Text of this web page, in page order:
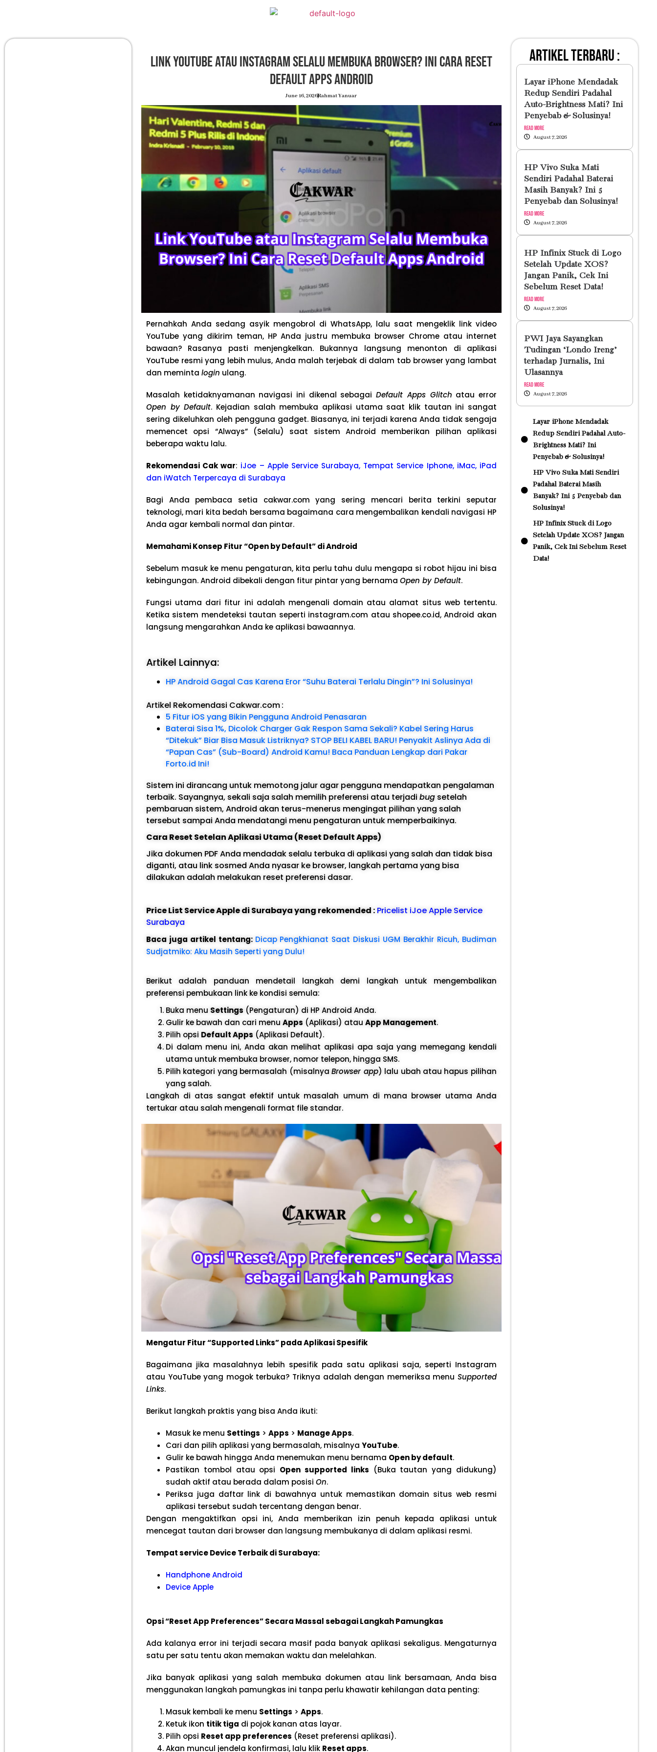
Link YouTube atau Instagram Selalu Membuka Browser? Ini Cara Reset
Default Apps Android
June 16, 2026Rahmat Yanuar
Pernahkah Anda sedang asyik mengobrol di WhatsApp, lalu saat mengeklik link video
YouTube yang dikirim teman, HP Anda justru membuka browser Chrome atau internet
bawaan? Rasanya pasti menjengkelkan. Bukannya langsung menonton di aplikasi
YouTube resmi yang lebih mulus, Anda malah terjebak di dalam tab browser yang lambat
dan meminta login ulang.
Masalah ketidaknyamanan navigasi ini dikenal sebagaiDefault Apps Glitch atau error
Open by Default. Kejadian salah membuka aplikasi utama saat klik tautan ini sangat
sering dikeluhkan oleh pengguna gadget. Biasanya, ini terjadi karena Anda tidak sengaja
memencet opsi “Always” (Selalu) saat sistem Android memberikan pilihan aplikasi
beberapa waktu lalu.
Rekomendasi Cak war: iJoe – Apple Service Surabaya, Tempat Service Iphone, iMac, iPad
dan iWatch Terpercaya di Surabaya
Bagi Anda pembaca setia cakwar.com yang sering mencari berita terkini seputar
teknologi, mari kita bedah bersama bagaimana cara mengembalikan kendali navigasi HP
Anda agar kembali normal dan pintar.
Memahami Konsep Fitur “Open by Default” di Android
Sebelum masuk ke menu pengaturan, kita perlu tahu dulu mengapa si robot hijau ini bisa
kebingungan. Android dibekali dengan fitur pintar yang bernama Open by Default.
Fungsi utama dari fitur ini adalah mengenali domain atau alamat situs web tertentu.
Ketika sistem mendeteksi tautan seperti instagram.com atau shopee.co.id, Android akan
langsung mengarahkan Anda ke aplikasi bawaannya.
Artikel Lainnya:
HP Android Gagal Cas Karena Eror “Suhu Baterai Terlalu Dingin”? Ini Solusinya!
Artikel Rekomendasi Cakwar.com:
5 Fitur iOS yang Bikin Pengguna Android Penasaran
Baterai Sisa 1%, Dicolok Charger Gak Respon Sama Sekali? Kabel Sering Harus
“Ditekuk” Biar Bisa Masuk Listriknya? STOP BELI KABEL BARU! Penyakit Aslinya Ada di
“Papan Cas” (Sub-Board) Android Kamu! Baca Panduan Lengkap dari Pakar
Forto.id Ini!
Sistem ini dirancang untuk memotong jalur agar pengguna mendapatkan pengalaman
terbaik. Sayangnya, sekali saja salah memilih preferensi atau terjadi bugsetelah
pembaruan sistem, Android akan terus-menerus mengingat pilihan yang salah
tersebut sampai Anda mendatangi menu pengaturan untuk memperbaikinya.
Cara Reset Setelan Aplikasi Utama (Reset Default Apps)
Jika dokumen PDF Anda mendadak selalu terbuka di aplikasi yang salah dan tidak bisa
diganti, atau link sosmed Anda nyasar ke browser, langkah pertama yang bisa
dilakukan adalah melakukan reset preferensi dasar.
Price List Service Apple di Surabaya yang rekomended : Pricelist iJoe Apple Service
Surabaya
Baca juga artikel tentang: Dicap Pengkhianat Saat Diskusi UGM Berakhir Ricuh, Budiman
Sudjatmiko: Aku Masih Seperti yang Dulu!
Berikut adalah panduan mendetail langkah demi langkah untuk mengembalikan
preferensi pembukaan link ke kondisi semula:
Buka menu Settings (Pengaturan) di HP Android Anda.
Gulir ke bawah dan cari menu Apps (Aplikasi) atau App Management.
Pilih opsi Default Apps (Aplikasi Default).
Di dalam menu ini, Anda akan melihat aplikasi apa saja yang memegang kendali
utama untuk membuka browser, nomor telepon, hingga SMS.
Pilih kategori yang bermasalah (misalnyaBrowser app) lalu ubah atau hapus pilihan
yang salah.
Langkah di atas sangat efektif untuk masalah umum di mana browser utama Anda
tertukar atau salah mengenali format file standar.
Mengatur Fitur “Supported Links” pada Aplikasi Spesifik
Bagaimana jika masalahnya lebih spesifik pada satu aplikasi saja, seperti Instagram
atau YouTube yang mogok terbuka? Triknya adalah dengan memeriksa menu Supported
Links.
Berikut langkah praktis yang bisa Anda ikuti:
Masuk ke menu Settings > Apps > Manage Apps.
Cari dan pilih aplikasi yang bermasalah, misalnya YouTube.
Gulir ke bawah hingga Anda menemukan menu bernama Open by default.
Pastikan tombol atau opsi Open supported links (Buka tautan yang didukung)
sudah aktif atau berada dalam posisi On.
Periksa juga daftar link di bawahnya untuk memastikan domain situs web resmi
aplikasi tersebut sudah tercentang dengan benar.
Dengan mengaktifkan opsi ini, Anda memberikan izin penuh kepada aplikasi untuk
mencegat tautan dari browser dan langsung membukanya di dalam aplikasi resmi.
Tempat service Device Terbaik di Surabaya:
Handphone Android
Device Apple
Opsi “Reset App Preferences” Secara Massal sebagai Langkah Pamungkas
Ada kalanya error ini terjadi secara masif pada banyak aplikasi sekaligus. Mengaturnya
satu per satu tentu akan memakan waktu dan melelahkan.
Jika banyak aplikasi yang salah membuka dokumen atau link bersamaan, Anda bisa
menggunakan langkah pamungkas ini tanpa perlu khawatir kehilangan data penting:
Masuk kembali ke menu Settings > Apps.
Ketuk ikon titik tiga di pojok kanan atas layar.
Pilih opsi Reset app preferences (Reset preferensi aplikasi).
Akan muncul jendela konfirmasi, lalu klik Reset apps.
artikel terbaru :
Layar iPhone Mendadak
Redup Sendiri Padahal
Auto-Brightness Mati? Ini
Penyebab & Solusinya!
Read More
August 7, 2026
HP Vivo Suka Mati
Sendiri Padahal Baterai
Masih Banyak? Ini 5
Penyebab dan Solusinya!
Read More
August 7, 2026
HP Infinix Stuck di Logo
Setelah Update XOS?
Jangan Panik, Cek Ini
Sebelum Reset Data!
Read More
August 7, 2026
PWI Jaya Sayangkan
Tudingan ‘Londo Ireng’
terhadap Jurnalis, Ini
Ulasannya
Read More
August 7, 2026
Layar iPhone Mendadak
Redup Sendiri Padahal Auto-
Brightness Mati? Ini
Penyebab & Solusinya!
HP Vivo Suka Mati Sendiri
Padahal Baterai Masih
Banyak? Ini 5 Penyebab dan
Solusinya!
HP Infinix Stuck di Logo
Setelah Update XOS? Jangan
Panik, Cek Ini Sebelum Reset
Data!